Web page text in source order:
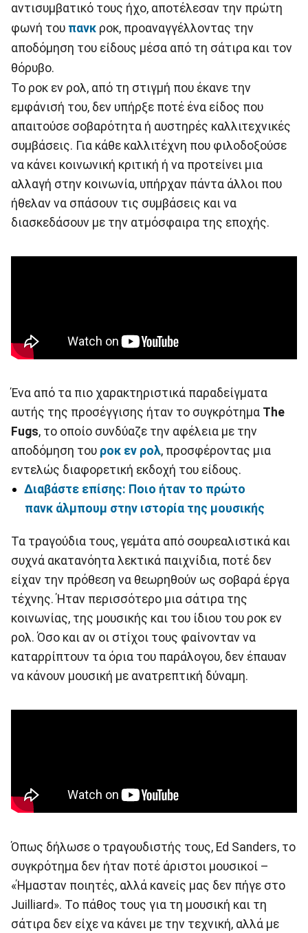
αντισυμβατικό τους ήχο, αποτέλεσαν την πρώτη
φωνή του πανκ ροκ, προαναγγέλλοντας την
αποδόμηση του είδους μέσα από τη σάτιρα και τον
θόρυβο.
Το ροκ εν ρολ, από τη στιγμή που έκανε την
εμφάνισή του, δεν υπήρξε ποτέ ένα είδος που
απαιτούσε σοβαρότητα ή αυστηρές καλλιτεχνικές
συμβάσεις. Για κάθε καλλιτέχνη που φιλοδοξούσε
να κάνει κοινωνική κριτική ή να προτείνει μια
αλλαγή στην κοινωνία, υπήρχαν πάντα άλλοι που
ήθελαν να σπάσουν τις συμβάσεις και να
διασκεδάσουν με την ατμόσφαιρα της εποχής.
Ένα από τα πιο χαρακτηριστικά παραδείγματα
αυτής της προσέγγισης ήταν το συγκρότημα The
Fugs, το οποίο συνδύαζε την αφέλεια με την
αποδόμηση του ροκ εν ρολ, προσφέροντας μια
εντελώς διαφορετική εκδοχή του είδους.
Διαβάστε επίσης: Ποιο ήταν το πρώτο
πανκ άλμπουμ στην ιστορία της μουσικής
Τα τραγούδια τους, γεμάτα από σουρεαλιστικά και
συχνά ακατανόητα λεκτικά παιχνίδια, ποτέ δεν
είχαν την πρόθεση να θεωρηθούν ως σοβαρά έργα
τέχνης. Ήταν περισσότερο μια σάτιρα της
κοινωνίας, της μουσικής και του ίδιου του ροκ εν
ρολ. Όσο και αν οι στίχοι τους φαίνονταν να
καταρρίπτουν τα όρια του παράλογου, δεν έπαυαν
να κάνουν μουσική με ανατρεπτική δύναμη.
Όπως δήλωσε ο τραγουδιστής τους, Ed Sanders, το
συγκρότημα δεν ήταν ποτέ άριστοι μουσικοί –
«Ήμασταν ποιητές, αλλά κανείς μας δεν πήγε στο
Juilliard». Το πάθος τους για τη μουσική και τη
σάτιρα δεν είχε να κάνει με την τεχνική, αλλά με